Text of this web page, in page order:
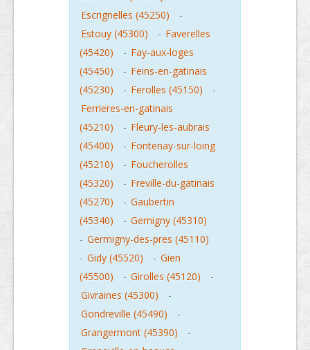
Escrignelles (45250)
-
Estouy (45300)
- Faverelles
(45420)
- Fay-aux-loges
(45450)
- Feins-en-gatinais
(45230)
- Ferolles (45150)
-
Ferrieres-en-gatinais
(45210)
- Fleury-les-aubrais
(45400)
- Fontenay-sur-loing
(45210)
- Foucherolles
(45320)
- Freville-du-gatinais
(45270)
- Gaubertin
(45340)
- Gemigny (45310)
- Germigny-des-pres (45110)
- Gidy (45520) - Gien
(45500)
- Girolles (45120)
-
Givraines (45300)
-
Gondreville (45490)
-
Grangermont (45390)
-